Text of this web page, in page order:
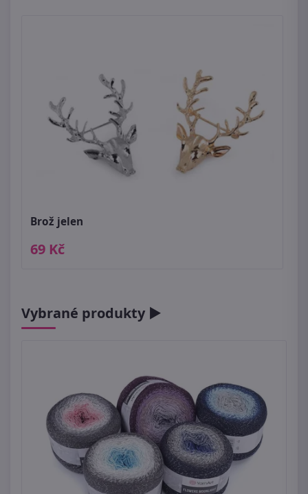
Brož jelen
69 Kč
Vybrané produkty ►